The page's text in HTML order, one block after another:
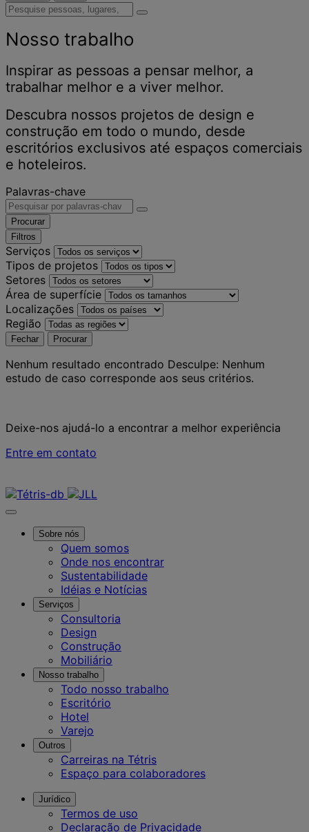
Pesquise
lugares,
notícias
e
insights
Nosso trabalho
Inspirar as pessoas a pensar melhor, a
trabalhar melhor e a viver melhor.
Descubra nossos projetos de design e
construção em todo o mundo, desde
escritórios exclusivos até espaços comerciais
e hoteleiros.
Palavras-chave
Procurar
Filtros
Serviços
Tipos de projetos
Setores
Área de superfície
Localizações
Região
Fechar Procurar
Nenhum resultado encontrado Desculpe: Nenhum
estudo de caso corresponde aos seus critérios.
Deixe-nos ajudá-lo a encontrar a melhor experiência
Entre em contato
Sobre nós
Quem somos
Onde nos encontrar
Sustentabilidade
Idéias e Notícias
Serviços
Consultoria
Design
Construção
Mobiliário
Nosso trabalho
Todo nosso trabalho
Escritório
Hotel
Varejo
Outros
Carreiras na Tétris
Espaço para colaboradores
Jurídico
Termos de uso
Declaração de Privacidade